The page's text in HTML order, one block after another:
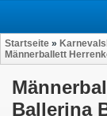
Startseite »
Männerballett
Ballerina